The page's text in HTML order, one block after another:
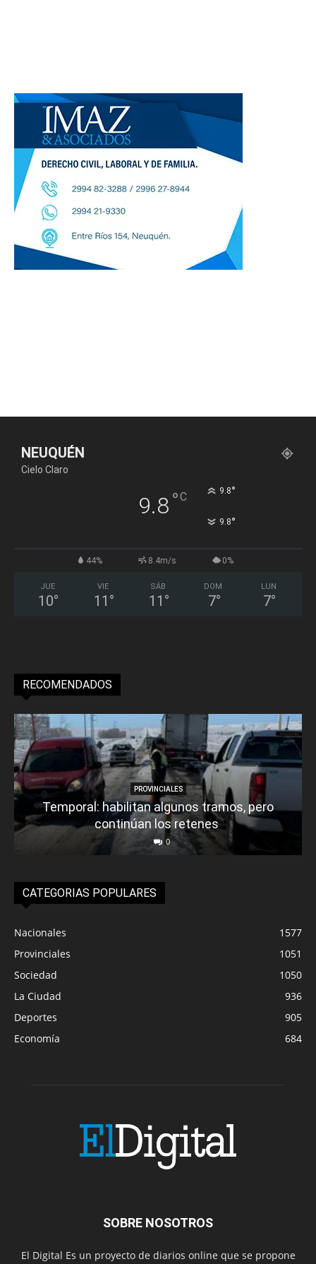
NEUQUÉN
Cielo Claro
9.8°C 9.8°
9.8°
44% 8.4m/s 0%
JUE
10°
VIE
11 °
SÁB
11 °
DOM
7°
LUN
7°
RECOMENDADOS
PROVINCIALES
Temporal: habilitan algunos tramos, pero
continúan los retenes
0
CATEGORIAS POPULARES
Nacionales
1577
Provinciales
1051
Sociedad
1050
La Ciudad
936
Deportes
905
Economía
684
SOBRE NOSOTROS
El Digital Es un proyecto de diarios online que se propone